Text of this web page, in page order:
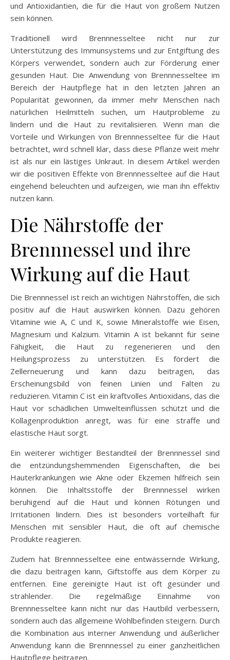
und Antioxidantien, die für die Haut von großem Nutzen
sein können.
Traditionell wird Brennnesseltee nicht nur zur
Unterstützung des Immunsystems und zur Entgiftung des
Körpers verwendet, sondern auch zur Förderung einer
gesunden Haut. Die Anwendung von Brennnesseltee im
Bereich der Hautpflege hat in den letzten Jahren an
Popularität gewonnen, da immer mehr Menschen nach
natürlichen Heilmitteln suchen, um Hautprobleme zu
lindern und die Haut zu revitalisieren. Wenn man die
Vorteile und Wirkungen von Brennnesseltee für die Haut
betrachtet, wird schnell klar, dass diese Pflanze weit mehr
ist als nur ein lästiges Unkraut. In diesem Artikel werden
wir die positiven Effekte von Brennnesseltee auf die Haut
eingehend beleuchten und aufzeigen, wie man ihn effektiv
nutzen kann.
Die Nährstoffe der
Brennnessel und ihre
Wirkung auf die Haut
Die Brennnessel ist reich an wichtigen Nährstoffen, die sich
positiv auf die Haut auswirken können. Dazu gehören
Vitamine wie A, C und K, sowie Mineralstoffe wie Eisen,
Magnesium und Kalzium. Vitamin A ist bekannt für seine
Fähigkeit, die Haut zu regenerieren und den
Heilungsprozess zu unterstützen. Es fördert die
Zellerneuerung und kann dazu beitragen, das
Erscheinungsbild von feinen Linien und Falten zu
reduzieren. Vitamin C ist ein kraftvolles Antioxidans, das die
Haut vor schädlichen Umwelteinflüssen schützt und die
Kollagenproduktion anregt, was für eine straffe und
elastische Haut sorgt.
Ein weiterer wichtiger Bestandteil der Brennnessel sind
die entzündungshemmenden Eigenschaften, die bei
Hauterkrankungen wie Akne oder Ekzemen hilfreich sein
können. Die Inhaltsstoffe der Brennnessel wirken
beruhigend auf die Haut und können Rötungen und
Irritationen lindern. Dies ist besonders vorteilhaft für
Menschen mit sensibler Haut, die oft auf chemische
Produkte reagieren.
Zudem hat Brennnesseltee eine entwässernde Wirkung,
die dazu beitragen kann, Giftstoffe aus dem Körper zu
entfernen. Eine gereinigte Haut ist oft gesünder und
strahlender. Die regelmäßige Einnahme von
Brennnesseltee kann nicht nur das Hautbild verbessern,
sondern auch das allgemeine Wohlbefinden steigern. Durch
die Kombination aus interner Anwendung und äußerlicher
Anwendung kann die Brennnessel zu einer ganzheitlichen
Hautpflege beitragen.